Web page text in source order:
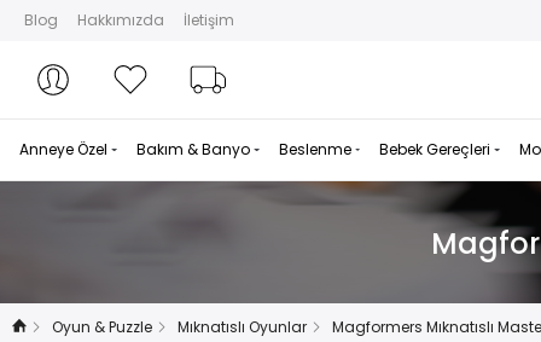
Blog Hakkımızda İletişim
Hesabım
Hesabım Favorilerim
Anneye Özel Bakım & Banyo Beslenme Bebek Gereçleri
Oyun & Puzzle Mıknatıslı Oyunlar Magformers Mıknatıslı